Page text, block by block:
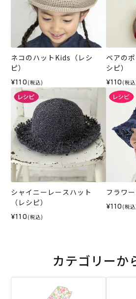
ネコのハットKids（レシ
ピ）
¥110 (税込)
ベアの
シピ）
¥110 (税
シャイニーレースハット
（レシピ）
¥110 (税込)
フラワ
¥110 (税
カテゴリーか